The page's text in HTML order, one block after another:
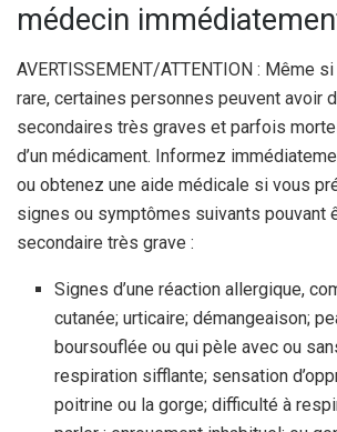
médecin
AVERTISSEMENT/ATTENTION : Même
rare, certaines personnes peuvent avoir
secondaires très graves et parfois
d’un médicament. Informez
ou obtenez une aide médicale si vous
signes ou symptômes suivants pouvant
secondaire très grave :
Signes d’une réaction allergique,
cutanée; urticaire; démangeaison;
boursouflée ou qui pèle avec ou
respiration sifflante; sensation
poitrine ou la gorge; difficulté à